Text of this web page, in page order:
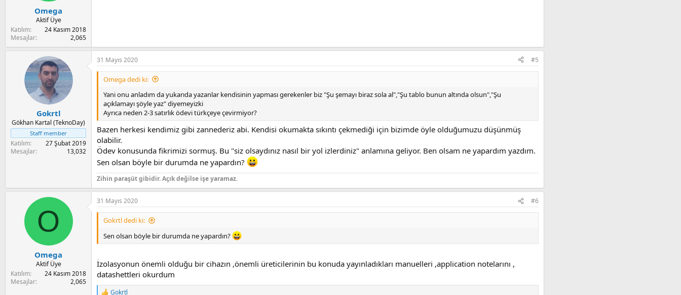
Omega
Aktif Üye
Katılım
24 Kasım 2018
Mesajlar
2,065
Gokrtl
Gökhan Kartal (TeknoDay)
Staff member
Katılım
27 Şubat 2019
Mesajlar
13,032
31 Mayıs 2020 #5
Omega dedi ki:
Yani onu anladım da yukarıda yazanlar kendisinin yapması gerekenler biz "Şu şemayı biraz sola al","Şu tablo bunun altında olsun","Şu
açıklamayı şöyle yaz" diyemeyizki
Ayrıca neden 2-3 satırlık ödevi türkçeye çevirmiyor?
Bazen herkesi kendimiz gibi zannederiz abi. Kendisi okumakta sıkıntı çekmediği için bizimde öyle olduğumuzu düşünmüş
olabilir.
Ödev konusunda fikrimizi sormuş. Bu "siz olsaydınız nasıl bir yol izlerdiniz" anlamına geliyor. Ben olsam ne yapardım yazdım.
Sen olsan böyle bir durumda ne yapardın?
Zihin paraşüt gibidir. Açık değilse işe yaramaz.
O
Omega
Aktif Üye
Katılım
24 Kasım 2018
Mesajlar
2,065
31 Mayıs 2020 #6
Gokrtl dedi ki:
Sen olsan böyle bir durumda ne yapardın?
İzolasyonun önemli olduğu bir cihazın ,önemli üreticilerinin bu konuda yayınladıkları manuelleri ,application notelarını ,
datashettleri okurdum
Gokrtl